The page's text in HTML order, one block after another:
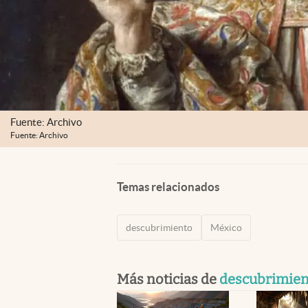
Fuente: Archivo
Fuente: Archivo
Temas relacionados
descubrimiento México
Más noticias de